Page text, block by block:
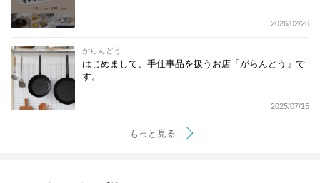
2026/02/26
がらんどう
はじめまして、手仕事品を扱うお店「がらんどう」で
す。
2025/07/15
もっと見る